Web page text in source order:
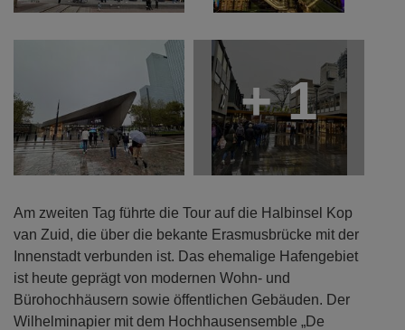
+ 1
Am zweiten Tag führte die Tour auf die Halbinsel Kop
van Zuid, die über die bekante Erasmusbrücke mit der
Innenstadt verbunden ist. Das ehemalige Hafengebiet
ist heute geprägt von modernen Wohn- und
Bürohochhäusern sowie öffentlichen Gebäuden. Der
Wilhelminapier mit dem Hochhausensemble „De